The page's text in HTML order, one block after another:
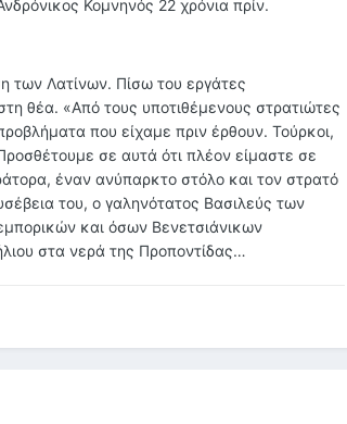
Κομνηνός 22 χρόνια πρίν.
των Λατίνων. Πίσω του εργάτες
θέα. «Από τους υποτιθέμενους στρατιώτες
που είχαμε πριν έρθουν. Τούρκοι,
σε αυτά ότι πλέον είμαστε σε
έναν ανύπαρκτο στόλο και τον στρατό
του, ο γαληνότατος Βασιλεύς των
και όσων Βενετσιάνικων
στα νερά της Προποντίδας…